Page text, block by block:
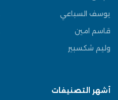
يوسف السباعي
قاسم امين
وليم شكسبير
أشهر التصنيفات